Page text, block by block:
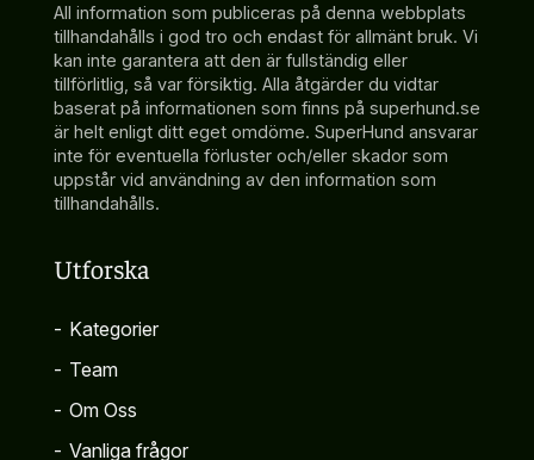
All information som publiceras på denna webbplats
tillhandahålls i god tro och endast för allmänt bruk. Vi
kan inte garantera att den är fullständig eller
tillförlitlig, så var försiktig. Alla åtgärder du vidtar
baserat på informationen som finns på superhund.se
är helt enligt ditt eget omdöme. SuperHund ansvarar
inte för eventuella förluster och/eller skador som
uppstår vid användning av den information som
tillhandahålls.
Utforska
- Kategorier
- Team
- Om Oss
- Vanliga frågor